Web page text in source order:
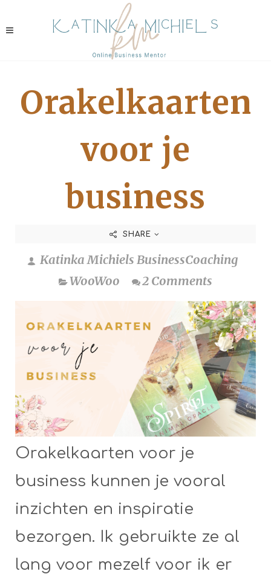
Orakelkaarten
voor je
business
SHARE
Katinka Michiels BusinessCoaching
WooWoo
2 Comments
Orakelkaarten voor je
business kunnen je vooral
inzichten en inspiratie
bezorgen. Ik gebruikte ze al
lang voor mezelf voor ik er